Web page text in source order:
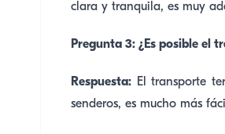
clara y tranquila, es muy
Pregunta 3: ¿Es posible el
Respuesta:El transporte
senderos, es mucho más